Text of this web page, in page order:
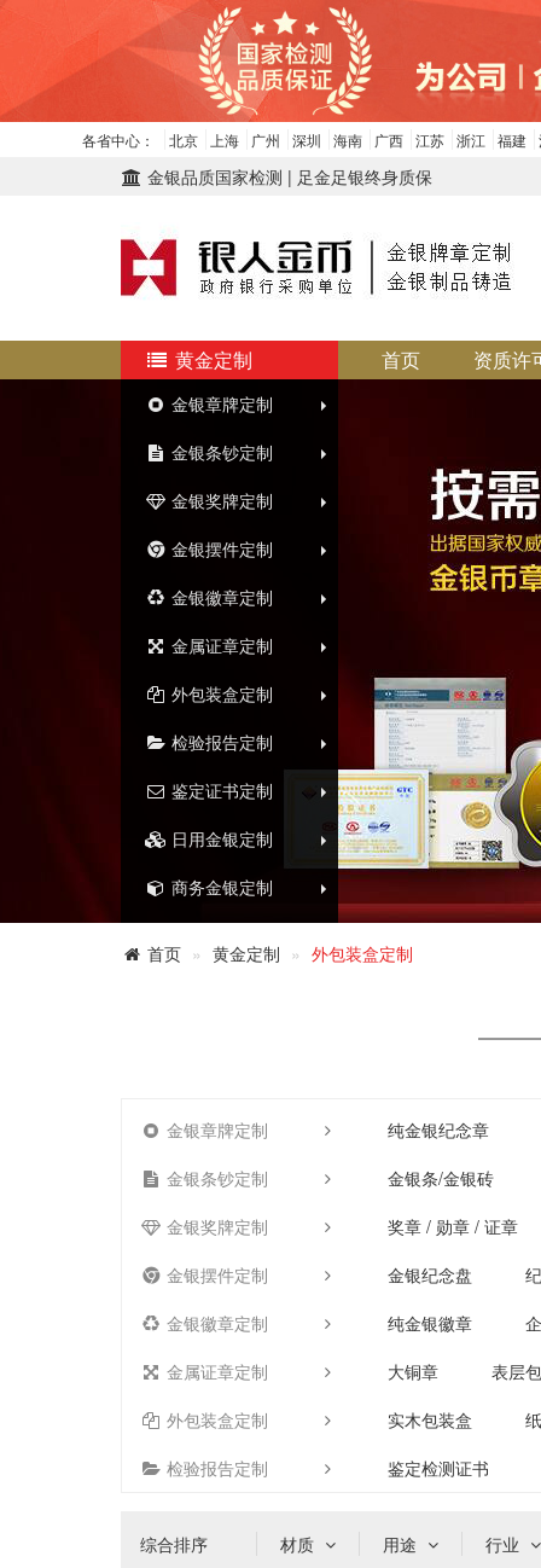
各省中心： 北京 上海 广州 深圳 海南 广西 江苏 浙江 福建
金银品质国家检测 | 足金足银终身质保
黄金定制
金银章牌定制
金银条钞定制
金银奖牌定制
金银摆件定制
金银徽章定制
金属证章定制
外包装盒定制
检验报告定制
鉴定证书定制
日用金银定制
商务金银定制
首页 资质许
首页 黄金定制 外包装盒定制
金银章牌定制
纯金银纪念章
金银条钞定制
金银条/金银砖
金银奖牌定制
奖章 / 勋章 / 证章
金银摆件定制
金银纪念盘
金银徽章定制
纯金银徽章
金属证章定制
大铜章
表层
外包装盒定制
实木包装盒
检验报告定制
鉴定检测证书
综合排序 材质 用途 行业